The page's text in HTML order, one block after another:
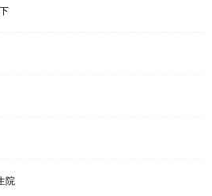
院